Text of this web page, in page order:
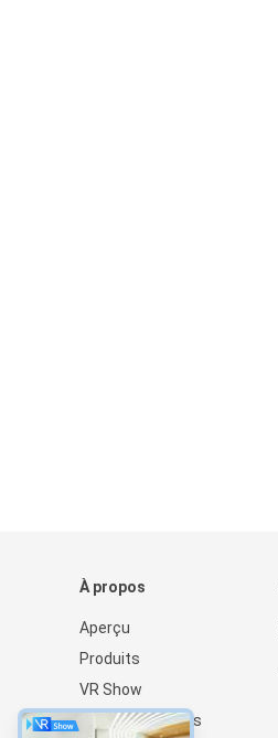
À propos
Aperçu
Produits
VR Show
A propos de nous